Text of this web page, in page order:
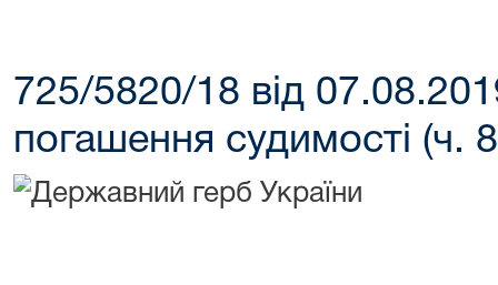
725/5820/18 від
погашення судимості (ч.